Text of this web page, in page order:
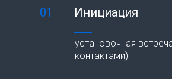
01 Инициация
установочная
контактами)